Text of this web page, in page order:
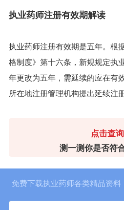
执业药师注册有效期解读
执业药师注册有效期是五年。根
格制度》第十六条，新规规定执
年更改为五年，需延续的应在有
所在地注册管理机构提出延续注册
点击查
测一测你是否符
免费下载执业药师各类精品资